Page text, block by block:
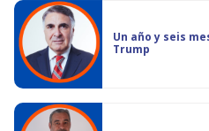
Un año y seis
Trump